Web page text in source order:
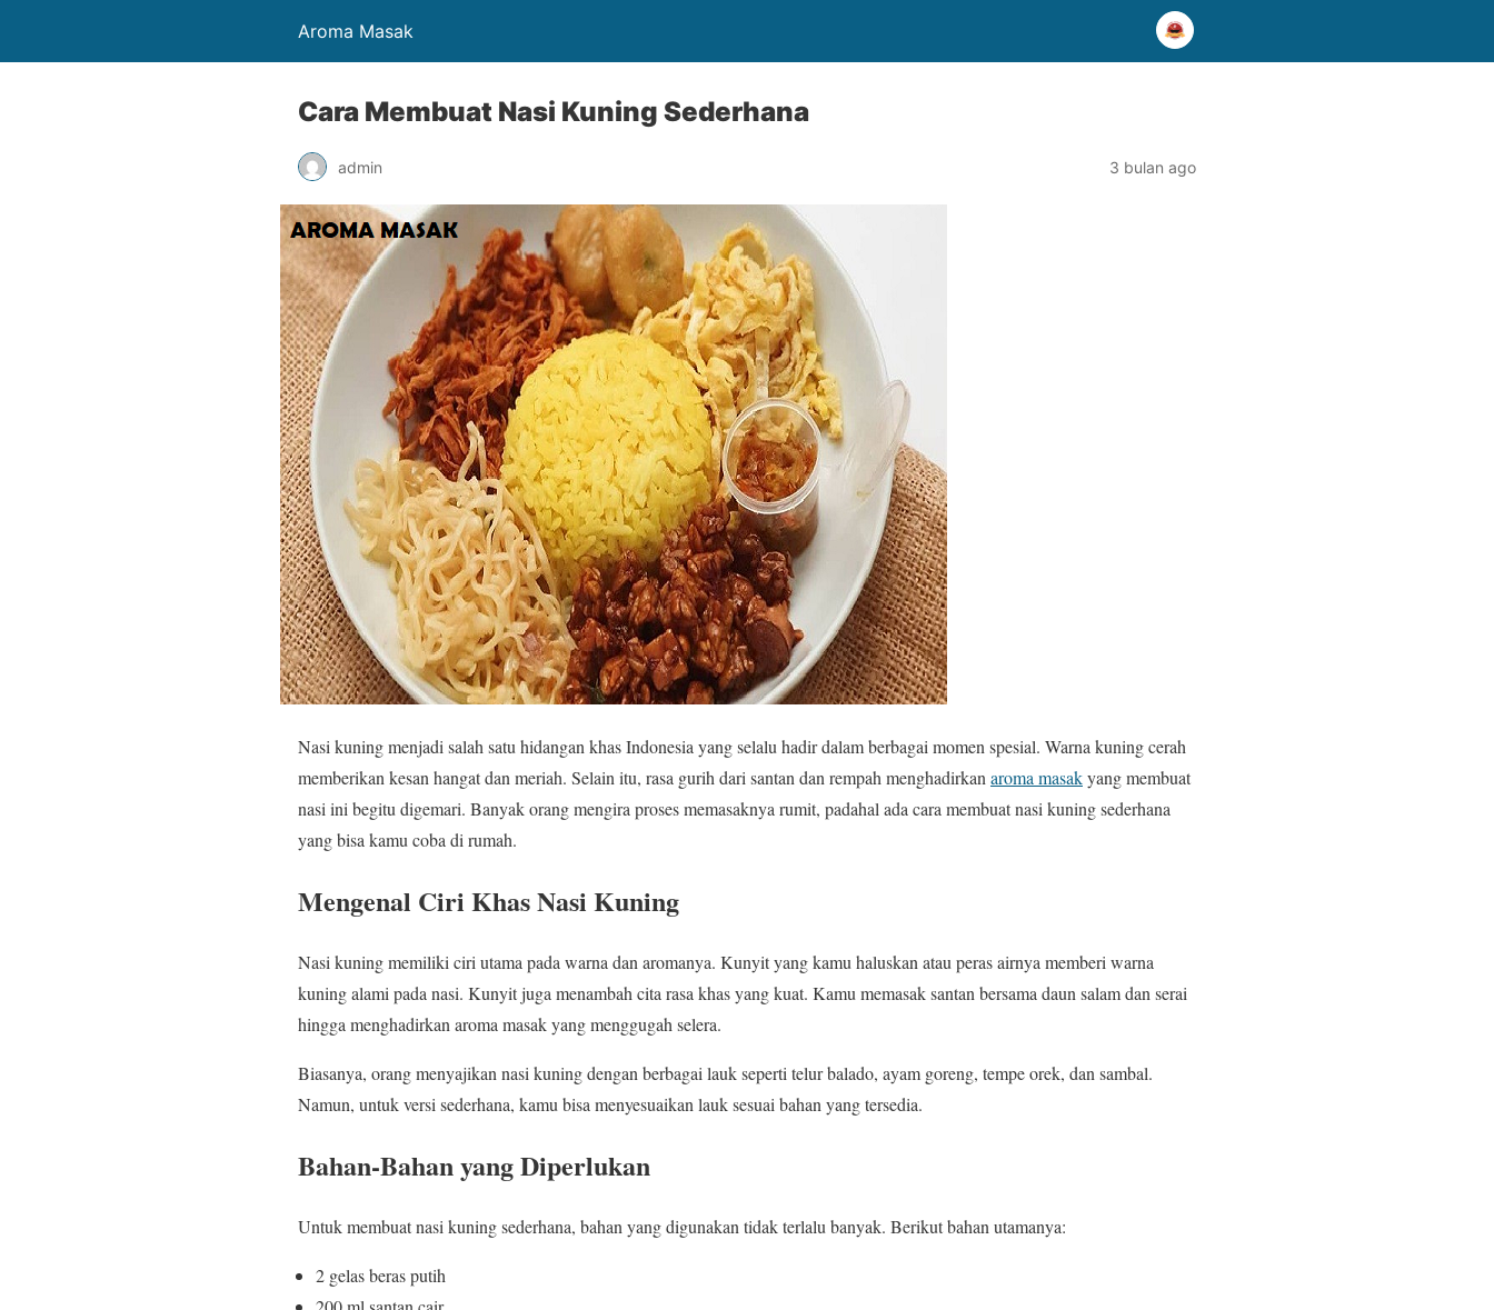
Aroma Masak
Cara Membuat Nasi Kuning Sederhana
admin 3 bulan ago
Nasi kuning menjadi salah satu hidangan khas Indonesia yang selalu hadir dalam berbagai momen spesial. Warna kuning cerah
memberikan kesan hangat dan meriah. Selain itu, rasa gurih dari santan dan rempah menghadirkan aroma masakyang membuat
nasi ini begitu digemari. Banyak orang mengira proses memasaknya rumit, padahal ada cara membuat nasi kuning sederhana
yang bisa kamu coba di rumah.
Mengenal Ciri Khas Nasi Kuning
Nasi kuning memiliki ciri utama pada warna dan aromanya. Kunyit yang kamu haluskan atau peras airnya memberi warna
kuning alami pada nasi. Kunyit juga menambah cita rasa khas yang kuat. Kamu memasak santan bersama daun salam dan serai
hingga menghadirkan aroma masak yang menggugah selera.
Biasanya, orang menyajikan nasi kuning dengan berbagai lauk seperti telur balado, ayam goreng, tempe orek, dan sambal.
Namun, untuk versi sederhana, kamu bisa menyesuaikan lauk sesuai bahan yang tersedia.
Bahan-Bahan yang Diperlukan
Untuk membuat nasi kuning sederhana, bahan yang digunakan tidak terlalu banyak. Berikut bahan utamanya:
2 gelas beras putih